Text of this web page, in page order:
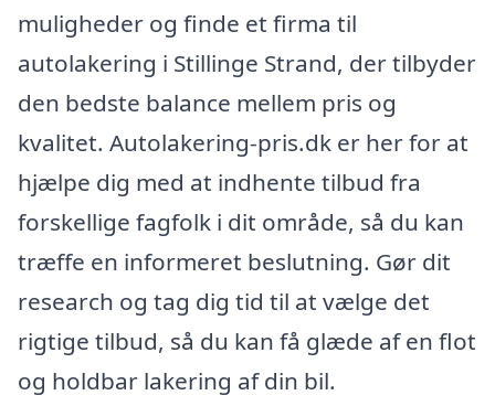
muligheder og finde et firma til
autolakering i Stillinge Strand, der tilbyder
den bedste balance mellem pris og
kvalitet. Autolakering-pris.dk er her for at
hjælpe dig med at indhente tilbud fra
forskellige fagfolk i dit område, så du kan
træffe en informeret beslutning. Gør dit
research og tag dig tid til at vælge det
rigtige tilbud, så du kan få glæde af en flot
og holdbar lakering af din bil.